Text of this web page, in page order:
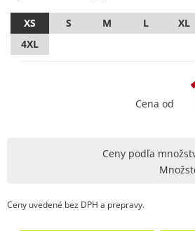
XS S M L XL
4XL
Cena od
Ceny podľa
Ceny uvedené bez DPH a prepravy.